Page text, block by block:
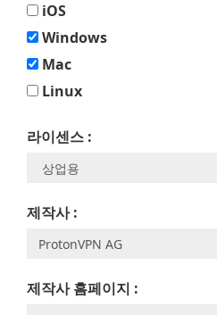
iOS
Windows
Mac
Linux
라이센스 :
제작사 :
제작사 홈페이지 :